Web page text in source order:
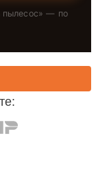
пылесос» — по